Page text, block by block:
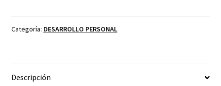
Y
cantidad
Categoría: DESARROLLO PERSONAL
Descripción